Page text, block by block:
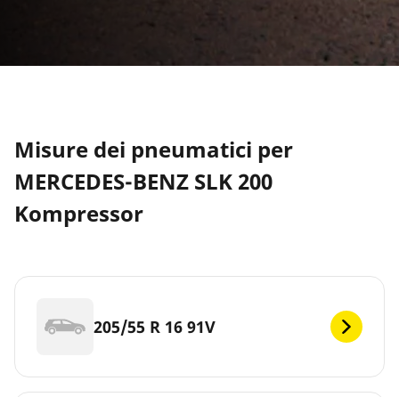
Misure dei pneumatici per
MERCEDES-BENZ SLK 200
Kompressor
205/55 R 16 91V